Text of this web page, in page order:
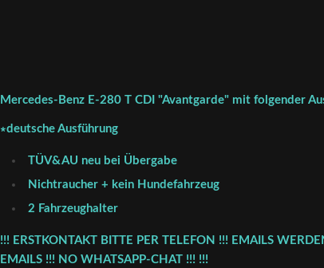
Mercedes-Benz E-280 T CDI "Avantgarde" mit folgender
∗deutsche Ausführung
TÜV&AU neu bei Übergabe
Nichtraucher + kein Hundefahrzeug
2 Fahrzeughalter
!!! ERSTKONTAKT BITTE PER TELEFON !!! EMAILS
EMAILS !!! NO WHATSAPP-CHAT !!! !!!